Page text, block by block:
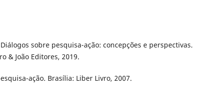
sobre pesquisa-ação: concepções e perspectivas.
& João Editores, 2019.
ação. Brasília: Liber Livro, 2007.